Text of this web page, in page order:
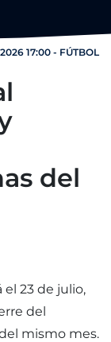
17:00 - FÚTBOL
del
23 de julio,
del
mismo mes.